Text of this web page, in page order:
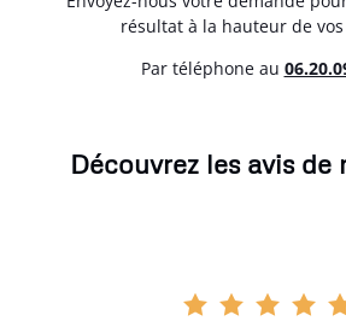
résultat à la hauteur de
Par téléphone au
Découvrez les avis de